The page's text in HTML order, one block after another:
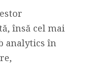
însă cel mai
analytics în